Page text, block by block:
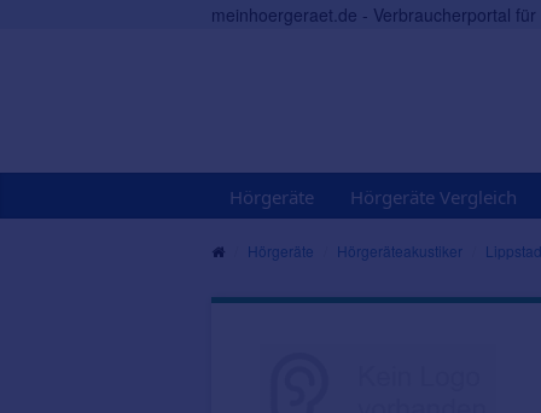
meinhoergeraet.de - Verbraucherportal
Hörgeräte Hörgeräte Vergleich
Hörgeräte Hörgeräteakustiker